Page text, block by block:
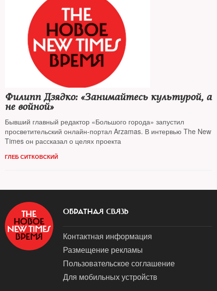
Филипп Дзядко: «Занимайтесь культурой, а
не войной»
Бывший главный редактор «Большого города» запустил
просветительский онлайн-портал Arzamas. В интервью The New
Times он рассказал о целях проекта
ГЛЕБ СИТКОВСКИЙ
ОБРАТНАЯ СВЯЗЬ
Контактная информация
Размещение рекламы
Пользовательское соглашение
Для мобильных устройств